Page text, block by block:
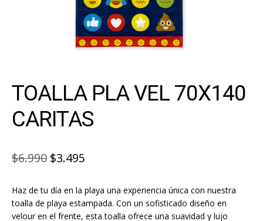
TOALLA PLA VEL 70X140
CARITAS
$6.990 El
original
era:
$3.495El
actual
es:
Haz de tu día en la playa una experiencia única con nuestra
toalla de playa estampada. Con un sofisticado diseño en
velour en el frente, esta toalla ofrece una suavidad y lujo